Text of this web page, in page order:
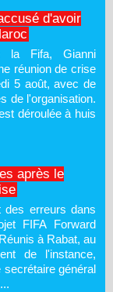
d'avoir
la Fifa, Gianni
réunion de crise
5 août, avec de
de l'organisation.
déroulée à huis
après le
des erreurs dans
FIFA Forward
à Rabat, au
de l'instance,
secrétaire général